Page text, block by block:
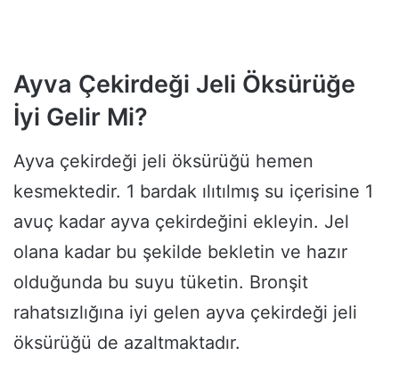
Ayva Çekirdeği Jeli Öksürüğe
İyi Gelir Mi?
Ayva çekirdeği jeli öksürüğü hemen
kesmektedir. 1 bardak ılıtılmış su içerisine 1
avuç kadar ayva çekirdeğini ekleyin. Jel
olana kadar bu şekilde bekletin ve hazır
olduğunda bu suyu tüketin. Bronşit
rahatsızlığına iyi gelen ayva çekirdeği jeli
öksürüğü de azaltmaktadır.